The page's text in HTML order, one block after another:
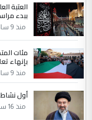
العتبة
ببدء
منذ 9 ساعة
مئات
بإنهاء
منذ 9 ساعة
أول
منذ 16 ساعة